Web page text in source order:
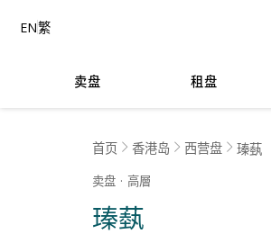
卖盘 租盘
EN繁
首页 香港岛 西营盘 瑧蓺
卖盘 高層
瑧蓺